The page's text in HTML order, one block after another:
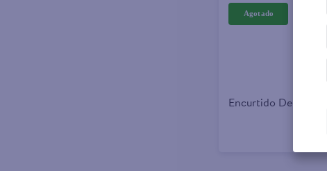
Encurtido De Pupusas